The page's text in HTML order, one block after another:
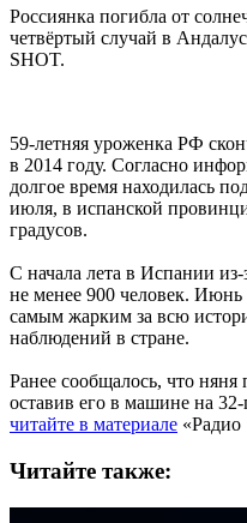
Россиянка погибла от
четвёртый случай в
SHOT.
59-летняя уроженка РФ
в 2014 году. Согласно
долгое время находилась
июля, в испанской
градусов.
С начала лета в Испании
не менее 900 человек. Июнь
самым жарким за всю
наблюдений в стране.
Ранее сообщалось, что няня
оставив его в машине на
читайте в материале «Радио
Читайте также: